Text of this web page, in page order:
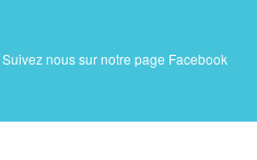
Suivez nous sur notre page Facebook